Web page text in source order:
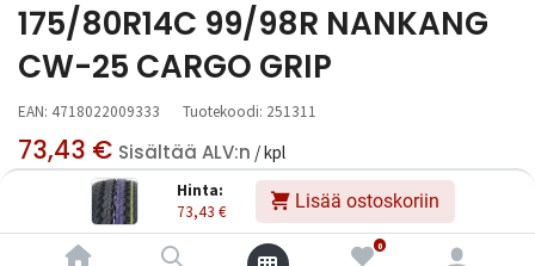
Hinta:
73,43 € Lisää ostoskoriin
0
175/80R14C 99/98R NANKANG
CW-25 CARGO GRIP
EAN: 4718022009333 Tuotekoodi: 251311
73,43 € Sisältää ALV:n / kpl
Toimittajilla (kotimaa):
Saatavilla
Toimitusaika:
3 arkipäivää